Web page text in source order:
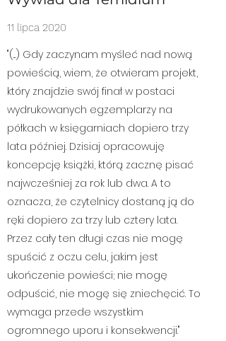
11 lipca 2020
"(...) Gdy zaczynam myśleć nad nową
powieścią, wiem, że otwieram projekt,
który znajdzie swój finał w postaci
wydrukowanych egzemplarzy na
półkach w księgarniach dopiero trzy
lata później. Dzisiaj opracowuję
koncepcję książki, którą zacznę pisać
najwcześniej za rok lub dwa. A to
oznacza, że czytelnicy dostaną ją do
ręki dopiero za trzy lub cztery lata.
Przez cały ten długi czas nie mogę
spuścić z oczu celu, jakim jest
ukończenie powieści; nie mogę
odpuścić, nie mogę się zniechęcić. To
wymaga przede wszystkim
ogromnego uporu i konsekwencji."